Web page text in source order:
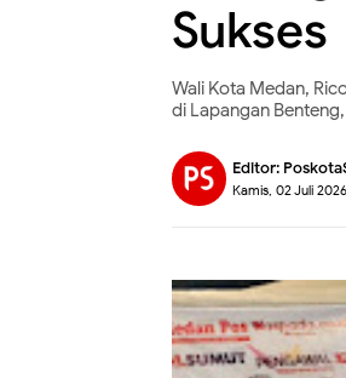
Sukses
Wali Kota Medan,
di Lapangan
Editor:
Kamis, 02 Juli